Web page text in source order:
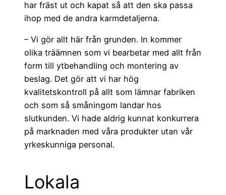
har fräst ut och kapat så att den ska passa
ihop med de andra karmdetaljerna.
– Vi gör allt här från grunden. In kommer
olika träämnen som vi bearbetar med allt från
form till ytbehandling och montering av
beslag. Det gör att vi har hög
kvalitetskontroll på allt som lämnar fabriken
och som så småningom landar hos
slutkunden. Vi hade aldrig kunnat konkurrera
på marknaden med våra produkter utan vår
yrkeskunniga personal.
Lokala